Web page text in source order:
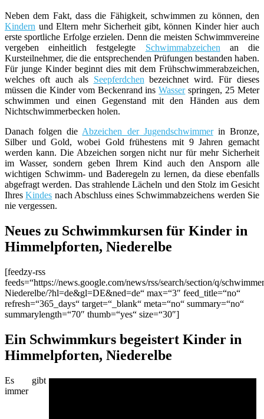
Neben dem Fakt, dass die Fähigkeit, schwimmen zu können, den
Kindern und Eltern mehr Sicherheit gibt, können Kinder hier auch
erste sportliche Erfolge erzielen. Denn die meisten Schwimmvereine
vergeben einheitlich festgelegte Schwimmabzeichen an die
Kursteilnehmer, die die entsprechenden Prüfungen bestanden haben.
Für junge Kinder beginnt dies mit dem Frühschwimmerabzeichen,
welches oft auch als Seepferdchen bezeichnet wird. Für dieses
müssen die Kinder vom Beckenrand insWasserspringen, 25 Meter
schwimmen und einen Gegenstand mit den Händen aus dem
Nichtschwimmerbecken holen.
Danach folgen die Abzeichen der Jugendschwimmerin Bronze,
Silber und Gold, wobei Gold frühestens mit 9 Jahren gemacht
werden kann. Die Abzeichen sorgen nicht nur für mehr Sicherheit
im Wasser, sondern geben Ihrem Kind auch den Ansporn alle
wichtigen Schwimm- und Baderegeln zu lernen, da diese ebenfalls
abgefragt werden. Das strahlende Lächeln und den Stolz im Gesicht
IhresKindes nach Abschluss eines Schwimmabzeichens werden Sie
nie vergessen.
Neues zu Schwimmkursen für Kinder in
Himmelpforten, Niederelbe
[feedzy-rss
feeds=“https://news.google.com/news/rss/search/section/q/
Niederelbe/?hl=de&gl=DE&ned=de“ max=“3″ feed_title=“no“
refresh=“365_days“ target=“_blank“ meta=“no“ summary=“no“
summarylength=“70″ thumb=“yes“ size=“30″]
Ein Schwimmkurs begeistert Kinder in
Himmelpforten, Niederelbe
Es gibt
immer